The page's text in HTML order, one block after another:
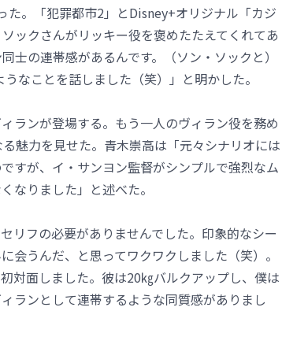
。「犯罪都市2」とDisney+オリジナル「カジ
ックさんがリッキー役を褒めたたえてくれてあ
士の連帯感があるんです。（ソン・ソックと）
なことを話しました（笑）」と明かした。
ランが登場する。もう一人のヴィラン役を務め
魅力を見せた。青木崇高は「元々シナリオには
すが、イ・サンヨン監督がシンプルで強烈なム
なりました」と述べた。
リフの必要がありませんでした。印象的なシー
会うんだ、と思ってワクワクしました（笑）。
対面しました。彼は20㎏バルクアップし、僕は
ランとして連帯するような同質感がありまし